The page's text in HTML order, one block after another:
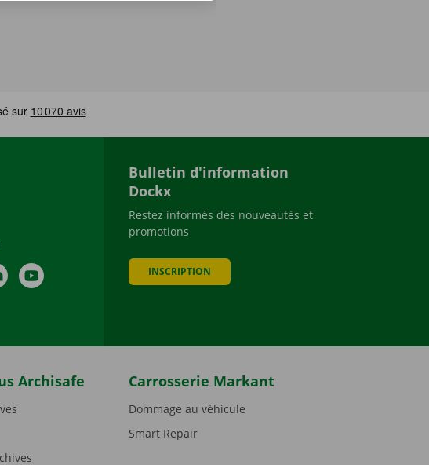
LinkedInYouTube
Bulletin d'information
Dockx
Restez informés des nouveautés et
promotions
INSCRIPTION
Archisafe Carrosserie Markant
Dommage au véhicule
Smart Repair